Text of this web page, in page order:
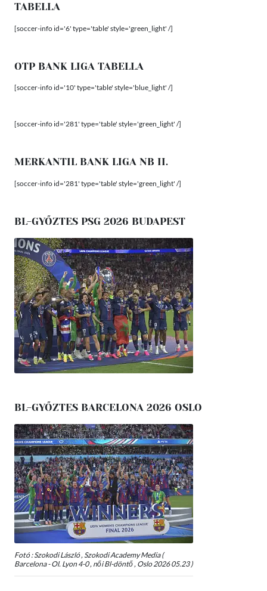
TABELLA
[soccer-info id='6' type='table' style='green_light' /]
OTP BANK LIGA TABELLA
[soccer-info id='10' type='table' style='blue_light' /]
[soccer-info id='281' type='table' style='green_light' /]
MERKANTIL BANK LIGA NB II.
[soccer-info id='281' type='table' style='green_light' /]
BL-GYŐZTES PSG 2026 BUDAPEST
BL-GYŐZTES BARCELONA 2026 OSLO
Fotó : Szokodi László , Szokodi Academy Media (
Barcelona - Ol. Lyon 4-0 , női Bl-döntő , Oslo 2026 05.23 )